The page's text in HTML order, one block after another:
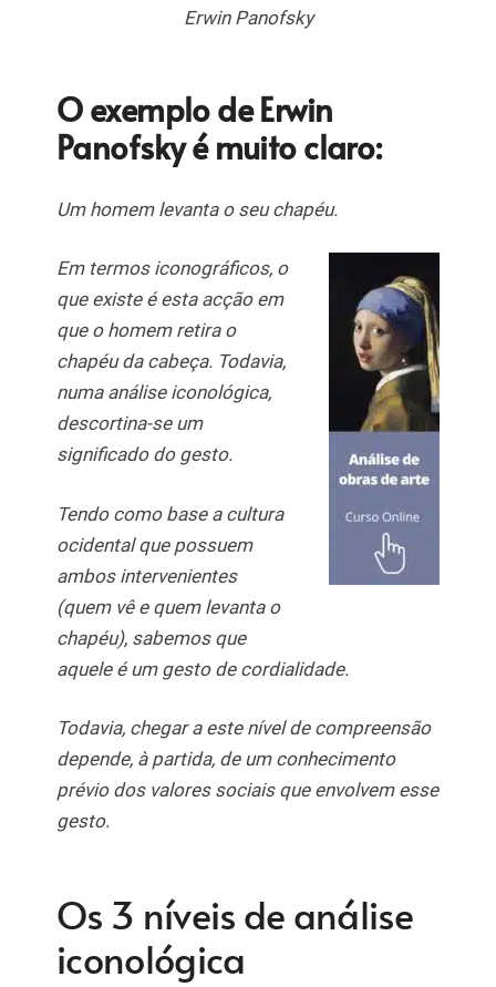
Erwin Panofsky
O exemplo de Erwin
Panofsky é muito claro:
Um homem levanta o seu chapéu.
Em termos iconográficos, o
que existe é esta acção em
que o homem retira o
chapéu da cabeça. Todavia,
numa análise iconológica,
descortina-se um
significado do gesto.
Tendo como base a cultura
ocidental que possuem
ambos intervenientes
(quem vê e quem levanta o
chapéu), sabemos que
aquele é um gesto de cordialidade.
Todavia, chegar a este nível de compreensão
depende, à partida, de um conhecimento
prévio dos valores sociais que envolvem esse
gesto.
Os 3 níveis de análise
iconológica